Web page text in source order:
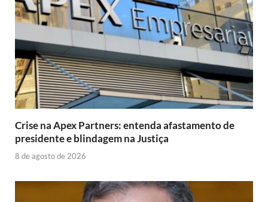
Crise na Apex Partners: entenda afastamento de
presidente e blindagem na Justiça
8 de agosto de 2026